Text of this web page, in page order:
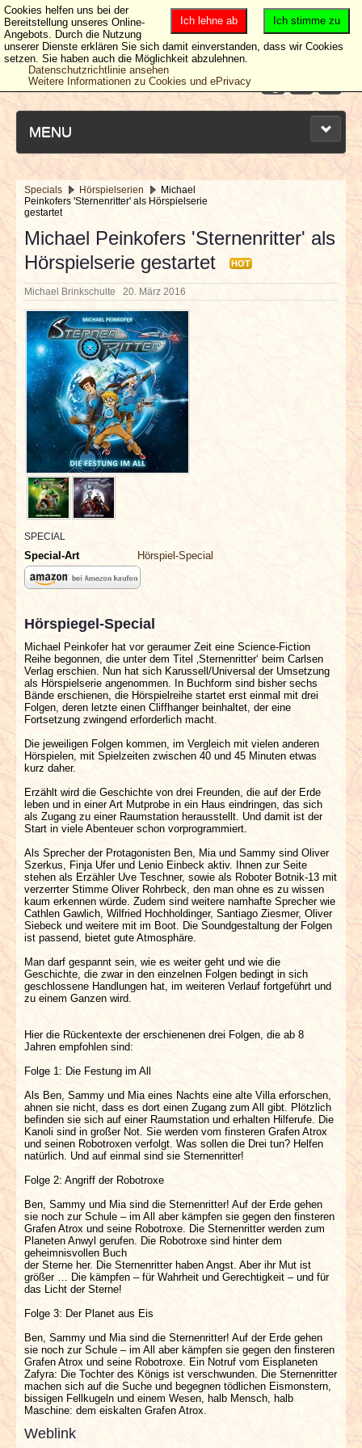
MENU
NEUESTE ARTIKEL
NEWS & DATES
BERICHTE
VERLOSUNGEN
INTERVIEWS
SPECIALS
REDAKTION
LINKS
ARCHIV
Specials Hörspielserien
Michael
Peinkofers 'Sternenritter' als Hörspielserie
gestartet
Michael Peinkofers 'Sternenritter' als
Hörspielserie gestartet
HOT
Michael Brinkschulte 20. März 2016
SPECIAL
Special-Art Hörspiel-Special
Hörspiegel-Special
Michael Peinkofer hat vor geraumer Zeit eine Science-Fiction
Reihe begonnen, die unter dem Titel ‚Sternenritter‘ beim Carlsen
Verlag erschien. Nun hat sich Karussell/Universal der Umsetzung
als Hörspielserie angenommen. In Buchform sind bisher sechs
Bände erschienen, die Hörspielreihe startet erst einmal mit drei
Folgen, deren letzte einen Cliffhanger beinhaltet, der eine
Fortsetzung zwingend erforderlich macht.
Die jeweiligen Folgen kommen, im Vergleich mit vielen anderen
Hörspielen, mit Spielzeiten zwischen 40 und 45 Minuten etwas
kurz daher.
Erzählt wird die Geschichte von drei Freunden, die auf der Erde
leben und in einer Art Mutprobe in ein Haus eindringen, das sich
als Zugang zu einer Raumstation herausstellt. Und damit ist der
Start in viele Abenteuer schon vorprogrammiert.
Als Sprecher der Protagonisten Ben, Mia und Sammy sind Oliver
Szerkus, Finja Ufer und Lenio Einbeck aktiv. Ihnen zur Seite
stehen als Erzähler Uve Teschner, sowie als Roboter Botnik-13 mit
verzerrter Stimme Oliver Rohrbeck, den man ohne es zu wissen
kaum erkennen würde. Zudem sind weitere namhafte Sprecher wie
Cathlen Gawlich, Wilfried Hochholdinger, Santiago Ziesmer, Oliver
Siebeck und weitere mit im Boot. Die Soundgestaltung der Folgen
ist passend, bietet gute Atmosphäre.
Man darf gespannt sein, wie es weiter geht und wie die
Geschichte, die zwar in den einzelnen Folgen bedingt in sich
geschlossene Handlungen hat, im weiteren Verlauf fortgeführt und
zu einem Ganzen wird.
Hier die Rückentexte der erschienenen drei Folgen, die ab 8
Jahren empfohlen sind:
Folge 1: Die Festung im All
Als Ben, Sammy und Mia eines Nachts eine alte Villa erforschen,
ahnen sie nicht, dass es dort einen Zugang zum All gibt. Plötzlich
befinden sie sich auf einer Raumstation und erhalten Hilferufe. Die
Kanoli sind in großer Not. Sie werden vom finsteren Grafen Atrox
und seinen Robotroxen verfolgt. Was sollen die Drei tun? Helfen
natürlich. Und auf einmal sind sie Sternenritter!
Folge 2: Angriff der Robotroxe
Ben, Sammy und Mia sind die Sternenritter! Auf der Erde gehen
sie noch zur Schule – im All aber kämpfen sie gegen den finsteren
Grafen Atrox und seine Robotroxe. Die Sternenritter werden zum
Planeten Anwyl gerufen. Die Robotroxe sind hinter dem
geheimnisvollen Buch
der Sterne her. Die Sternenritter haben Angst. Aber ihr Mut ist
größer … Die kämpfen – für Wahrheit und Gerechtigkeit – und für
das Licht der Sterne!
Folge 3: Der Planet aus Eis
Ben, Sammy und Mia sind die Sternenritter! Auf der Erde gehen
sie noch zur Schule – im All aber kämpfen sie gegen den finsteren
Grafen Atrox und seine Robotroxe. Ein Notruf vom Eisplaneten
Zafyra: Die Tochter des Königs ist verschwunden. Die Sternenritter
machen sich auf die Suche und begegnen tödlichen Eismonstern,
bissigen Fellkugeln und einem Wesen, halb Mensch, halb
Maschine: dem eiskalten Grafen Atrox.
Weblink
Ich stimme zu
Ich lehne ab
Cookies helfen uns bei der
Bereitstellung unseres Online-
Angebots. Durch die Nutzung
unserer Dienste erklären Sie sich damit einverstanden, dass wir Cookies
setzen. Sie haben auch die Möglichkeit abzulehnen.
Datenschutzrichtlinie ansehen
Weitere Informationen zu Cookies und ePrivacy